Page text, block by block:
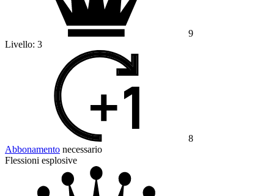
9
Livello: 3
8
Abbonamento necessario
Flessioni esplosive